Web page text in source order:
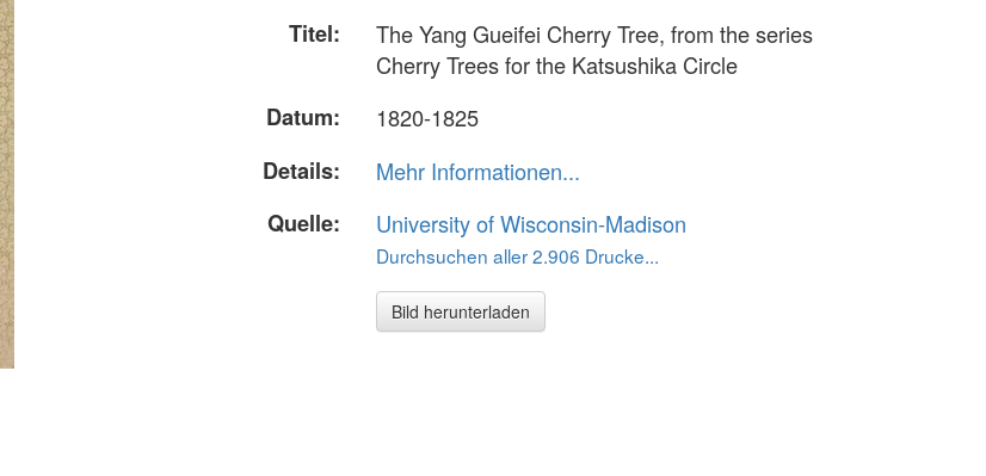
Titel:
The Yang Gueifei Cherry Tree, from the series
Cherry Trees for the Katsushika Circle
Datum:
1820-1825
Details:
Mehr Informationen...
Quelle:
University of Wisconsin-Madison
Durchsuchen aller 2.906 Drucke...
Bild herunterladen